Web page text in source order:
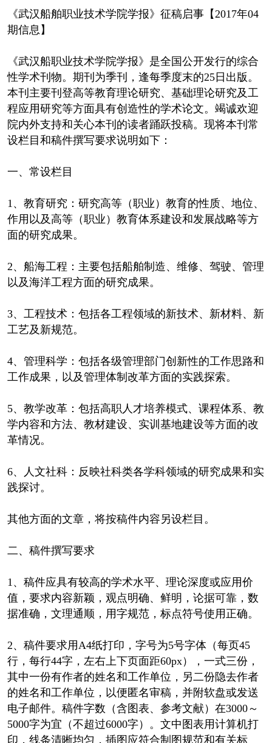
《武汉船舶职业技术学院学报》征稿启事【2017年04
期信息】
《武汉船职业技术学院学报》是全国公开发行的综合
性学术刊物。期刊为季刊，逢每季度末的25日出版。
本刊主要刊登高等教育理论研究、基础理论研究及工
程应用研究等方面具有创造性的学术论文。竭诚欢迎
院内外支持和关心本刊的读者踊跃投稿。现将本刊常
设栏目和稿件撰写要求说明如下：
一、常设栏目
1、教育研究：研究高等（职业）教育的性质、地位、
作用以及高等（职业）教育体系建设和发展战略等方
面的研究成果。
2、船海工程：主要包括船舶制造、维修、驾驶、管理
以及海洋工程方面的研究成果。
3、工程技术：包括各工程领域的新技术、新材料、新
工艺及新规范。
4、管理科学：包括各级管理部门创新性的工作思路和
工作成果，以及管理体制改革方面的实践探索。
5、教学改革：包括高职人才培养模式、课程体系、教
学内容和方法、教材建设、实训基地建设等方面的改
革情况。
6、人文社科：反映社科类各学科领域的研究成果和实
践探讨。
其他方面的文章，将按稿件内容另设栏目。
二、稿件撰写要求
1、稿件应具有较高的学术水平、理论深度或应用价
值，要求内容新颖，观点明确、鲜明，论据可靠，数
据准确，文理通顺，用字规范，标点符号使用正确。
2、稿件要求用A4纸打印，字号为5号字体（每页45
行，每行44字，左右上下页面距60px），一式三份，
其中一份有作者的姓名和工作单位，另二份隐去作者
的姓名和工作单位，以便匿名审稿，并附软盘或发送
电子邮件。稿件字数（含图表、参考文献）在3000～
5000字为宜（不超过6000字）。文中图表用计算机打
印，线条清晰均匀，插图应符合制图规范和有关标